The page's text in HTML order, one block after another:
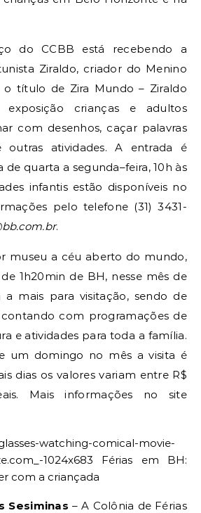
do CCBB está recebendo a
Ziraldo, criador do Menino
o título de Zira Mundo – Ziraldo
exposição crianças e adultos
com desenhos, caçar palavras
outras atividades. A entrada é
quarta a segunda–feira, 10h às
infantis estão disponíveis no
pelo telefone (31) 3431-
.
museu a céu aberto do mundo,
1h20min de BH, nesse mês de
mais para visitação, sendo de
com programações de
e atividades para toda a família.
um domingo no mês a visita é
dias os valores variam entre R$
Mais informações no site
Sesiminas – A Colônia de Férias